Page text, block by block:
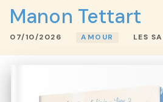
Manon Tettart
07/10/2026 AMOUR LES